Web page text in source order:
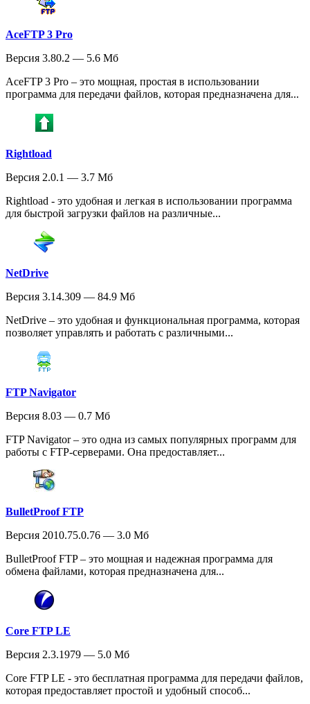
AceFTP 3 Pro
Версия 3.80.2 — 5.6 Мб
AceFTP 3 Pro – это мощная, простая в использовании
программа для передачи файлов, которая предназначена для...
Rightload
Версия 2.0.1 — 3.7 Мб
Rightload - это удобная и легкая в использовании программа
для быстрой загрузки файлов на различные...
NetDrive
Версия 3.14.309 — 84.9 Мб
NetDrive – это удобная и функциональная программа, которая
позволяет управлять и работать с различными...
FTP Navigator
Версия 8.03 — 0.7 Мб
FTP Navigator – это одна из самых популярных программ для
работы с FTP-серверами. Она предоставляет...
BulletProof FTP
Версия 2010.75.0.76 — 3.0 Мб
BulletProof FTP – это мощная и надежная программа для
обмена файлами, которая предназначена для...
Core FTP LE
Версия 2.3.1979 — 5.0 Мб
Core FTP LE - это бесплатная программа для передачи файлов,
которая предоставляет простой и удобный способ...